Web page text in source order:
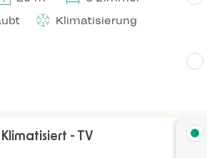
Klimatisierung
- TV